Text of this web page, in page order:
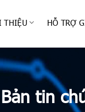
THIỆU HỖ TRỢ
tin